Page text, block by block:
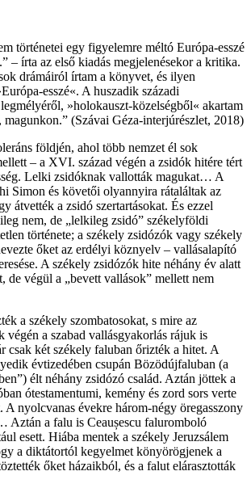
történetei egy figyelemre méltó Európa-esszé
– írta az első kiadás megjelenésekor a kritika.
drámáiról írtam a könyvet, és ilyen
esszé«. A huszadik századi
»holokauszt-közelségből« akartam
(Szávai Géza-interjúrészlet, 2018)
földjén, ahol több nemzet él sok
– a XVI. század végén a zsidók hitére tért
Lelki zsidóknak vallották magukat… A
Simon és követői olyannyira rátaláltak az
átvették a zsidó szertartásokat. És ezzel
nem, de „lelkileg zsidó” székelyföldi
története; a székely zsidózók vagy székely
őket az erdélyi köznyelv – vallásalapító
A székely zsidózók hite néhány év alatt
de végül a „bevett vallások” mellett nem
a székely szombatosokat, s mire az
végén a szabad vallásgyakorlás rájuk is
csak két székely faluban őrizték a hitet. A
évtizedében csupán Bözödújfaluban (a
élt néhány zsidózó család. Aztán jöttek a
ótestamentumi, kemény és zord sors verte
A nyolcvanas évekre három-négy öregasszony
Aztán a falu is Ceaușescu faluromboló
esett. Hiába mentek a székely Jeruzsálem
a diktátortól kegyelmet könyörögjenek a
őket házaikból, és a falut elárasztották